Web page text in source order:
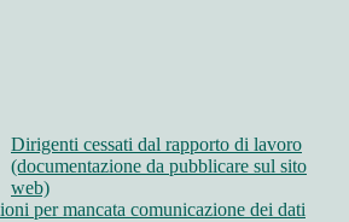
Dirigenti cessati dal rapporto di lavoro
(documentazione da pubblicare sul sito
web)
per mancata comunicazione dei dati